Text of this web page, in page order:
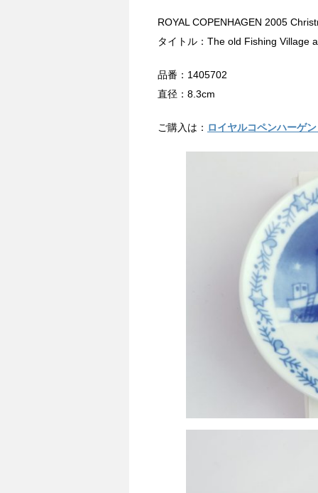
ROYAL COPENHAGEN 2005
タイトル：The old Fishing Village
品番：1405702
直径：8.3cm
ご購入は： ロイヤルコペンハーゲ